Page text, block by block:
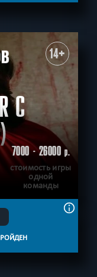
14+
С
7000 - 26000р.
стоимость игры
одной
команды